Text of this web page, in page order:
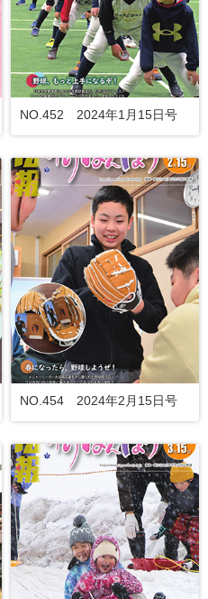
NO.452 2024年1月15日号
NO.454 2024年2月15日号